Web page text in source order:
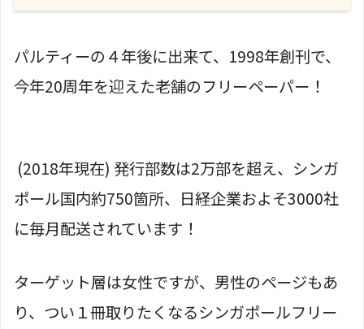
パルティーの４年後に出来て、1998年創刊で、
今年20周年を迎えた老舗のフリーペーパー！
(2018年現在) 発行部数は2万部を超え、シンガ
ポール国内約750箇所、日経企業およそ3000社
に毎月配送されています！
ターゲット層は女性ですが、男性のページもあ
り、つい１冊取りたくなるシンガポールフリー